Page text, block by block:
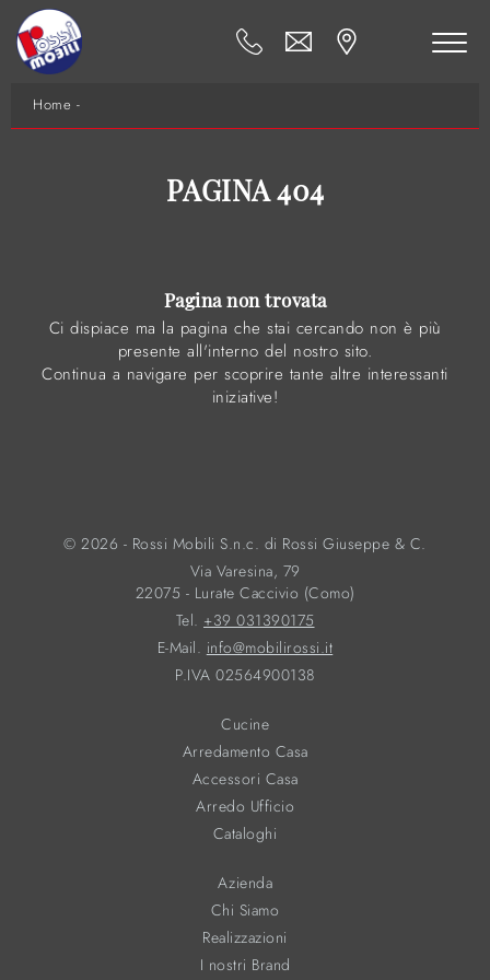
Home -
PAGINA 404
Pagina non trovata
Ci dispiace ma la pagina che stai cercando non è più
presente all'interno del nostro sito.
Continua a navigare per scoprire tante altre interessanti
iniziative!
© 2026 - Rossi Mobili S.n.c. di Rossi Giuseppe & C.
Via Varesina, 79
22075 - Lurate Caccivio (Como)
Tel. +39 031390175
E-Mail. info@mobilirossi.it
P.IVA 02564900138
Cucine
Arredamento Casa
Accessori Casa
Arredo Ufficio
Cataloghi
Azienda
Chi Siamo
Realizzazioni
I nostri Brand